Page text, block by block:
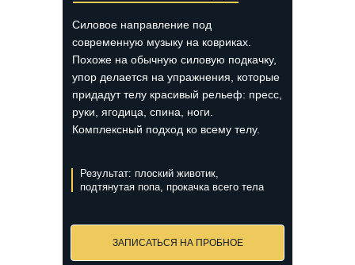
Силовое направление под
современную музыку на ковриках.
Похоже на обычную силовую подкачку,
упор делается на упражнения, которые
придадут телу красивый рельеф: пресс,
руки, ягодица, спина, ноги.
Комплексный подход ко всему телу.
Результат: плоский животик,
подтянутая попа, прокачка всего тела
ЗАПИСАТЬСЯ НА ПРОБНОЕ